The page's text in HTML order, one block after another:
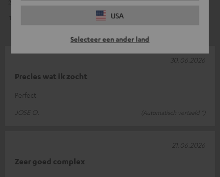
USA
Selecteer een ander land
Precies wat ik zocht
Perfect
JOSE O.
(Automatisch vertaald *)
30.06.2026
Zeer goed complex
21.06.2026